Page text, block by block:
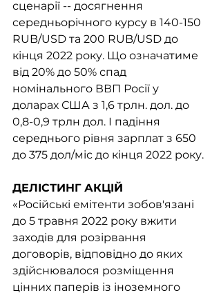
сценарії -- досягнення
середньорічного курсу в 140-150
RUB/USD та 200 RUB/USD до
кінця 2022 року. Що означатиме
від 20% до 50% спад
номінального ВВП Росії у
доларах США з 1,6 трлн. дол. до
0,8-0,9 трлн дол. І падіння
середнього рівня зарплат з 650
до 375 дол/міс до кінця 2022 року.
ДЕЛІСТИНГ АКЦІЙ
«Російські емітенти зобов'язані
до 5 травня 2022 року вжити
заходів для розірвання
договорів, відповідно до яких
здійснювалося розміщення
цінних паперів із іноземного